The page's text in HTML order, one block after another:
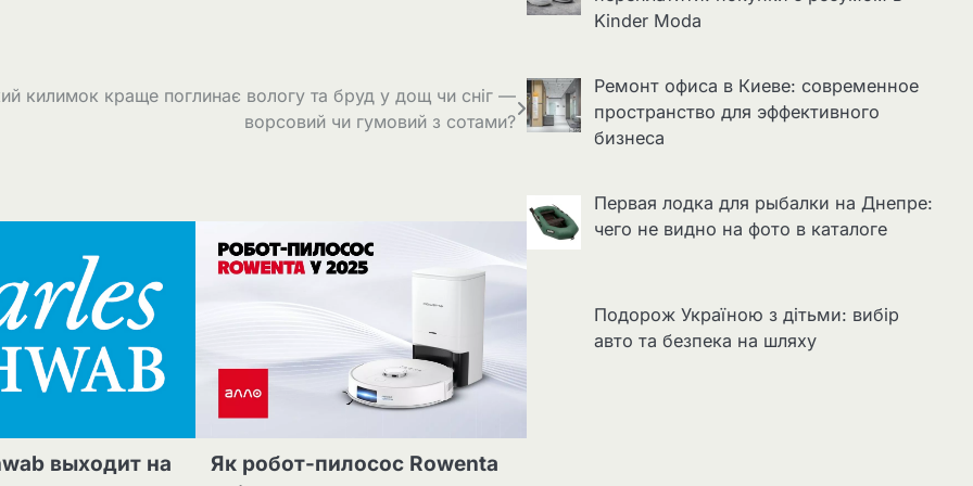
килимок краще поглинає вологу та бруд у дощ чи сніг —
ворсовий чи гумовий з сотами?
выходит на
Як робот-пилосос Rowenta
Kinder Moda
Ремонт офиса в Киеве: современное
пространство для эффективного
бизнеса
Первая лодка для рыбалки на Днепре:
чего не видно на фото в каталоге
Подорож Україною з дітьми: вибір
авто та безпека на шляху